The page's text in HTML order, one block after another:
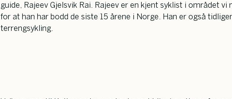
guide, Rajeev Gjelsvik Rai. Rajeev er en kjent syklist i området vi
for at han har bodd de siste 15 årene i Norge. Han er også
terrengsykling.